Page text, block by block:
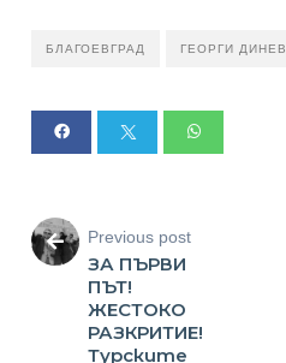
БЛАГОЕВГРАД ГЕОРГИ ДИНЕВ
Previous post
ЗА ПЪРВИ
ПЪТ!
ЖЕСТОКО
РАЗКРИТИЕ!
Турските